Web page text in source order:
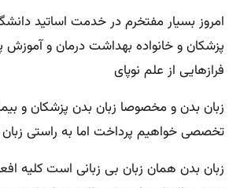
امروز بسیار مفتخرم در خدمت اساتید
پزشکان و خانواده بهداشت درمان و آموزش
فرازهایی از علم نوپای
زبان بدن و مخصوصا زبان بدن پزشکان و
تخصصی خواهیم پرداخت اما به راستی
زبان بدن همان زبان بی زبانی است کلیه